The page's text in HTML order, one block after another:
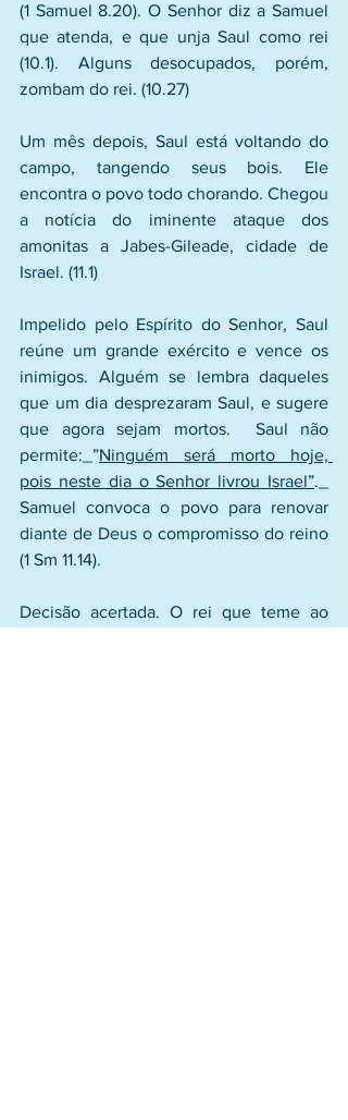
(1 Samuel 8.20). O Senhor diz a Samuel
que atenda, e que unja Saul como rei
(10.1). Alguns desocupados, porém,
zombam do rei. (10.27)
Um mês depois, Saul está voltando do
campo, tangendo seus bois. Ele
encontra o povo todo chorando. Chegou
a notícia do iminente ataque dos
amonitas a Jabes-Gileade, cidade de
Israel. (11.1)
Impelido pelo Espírito do Senhor, Saul
reúne um grande exército e vence os
inimigos. Alguém se lembra daqueles
que um dia desprezaram Saul, e sugere
que agora sejam mortos.  Saul não
permite:_”Ninguém será morto hoje,
pois neste dia o Senhor livrou Israel”._
Samuel convoca o povo para renovar
diante de Deus o compromisso do reino
(1 Sm 11.14).
Decisão acertada. O rei que teme ao